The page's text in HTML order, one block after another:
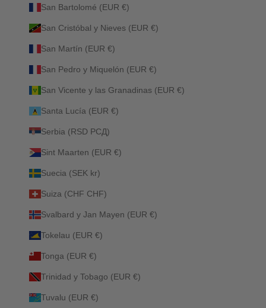
San Bartolomé (EUR €)
San Cristóbal y Nieves (EUR €)
San Martín (EUR €)
San Pedro y Miquelón (EUR €)
San Vicente y las Granadinas (EUR €)
Santa Lucía (EUR €)
Serbia (RSD РСД)
Sint Maarten (EUR €)
Suecia (SEK kr)
Suiza (CHF CHF)
Svalbard y Jan Mayen (EUR €)
Tokelau (EUR €)
Tonga (EUR €)
Trinidad y Tobago (EUR €)
Tuvalu (EUR €)